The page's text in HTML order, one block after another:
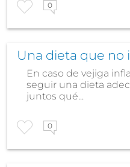
0
Una dieta que no
En caso de vejiga
seguir una dieta
juntos qué...
0